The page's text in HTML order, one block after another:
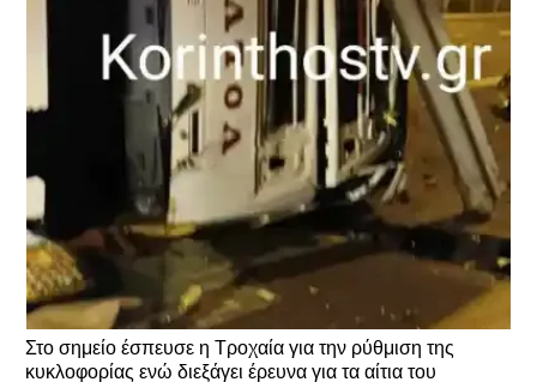
Στο σημείο έσπευσε η Τροχαία για την ρύθμιση της
κυκλοφορίας ενώ διεξάγει έρευνα για τα αίτια του